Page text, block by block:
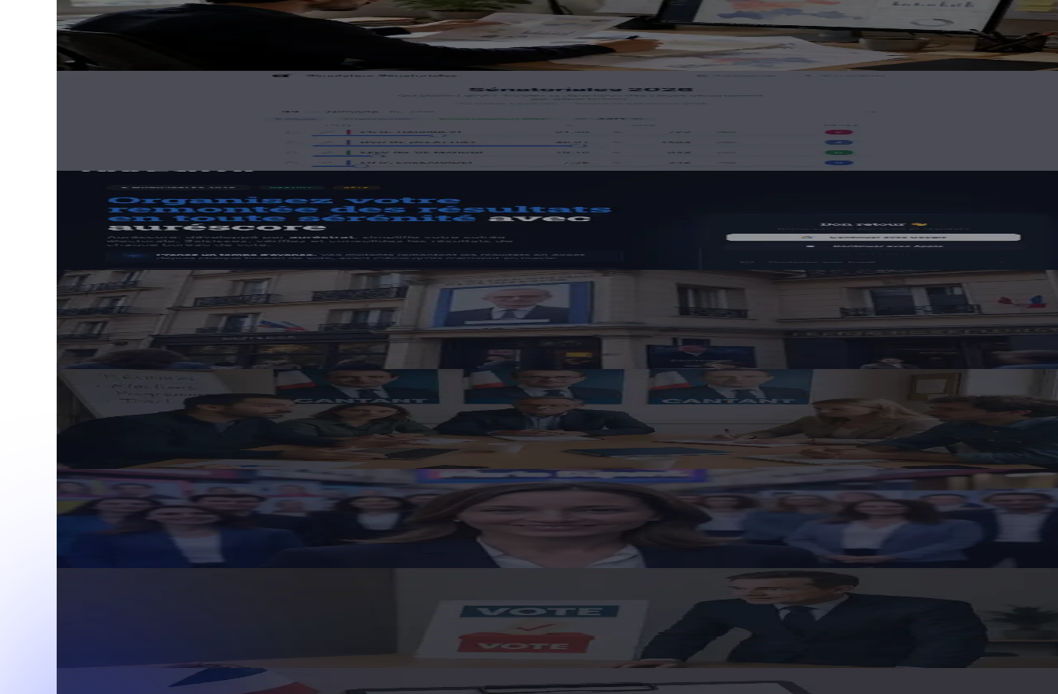
Transformer des données électorales en décisions utiles
12 mai 2026
Lire l'article
Simulateur sénatoriales 2026 : projetez vos résultats
Remontée des résultats électoraux en temps réel avec auréscore
12 mars 2026· 6 min de lecture
Actualités
Affichage et permanences de campagne : les règles 2026
12 septembre 2025 · 3 min de lecture
Lire l'article
Actualités
Équipe de campagne électorale : le diagnostic en 5 questions
26 avril 2025
Lire l'article
Actualités
Municipales 2026 : 3 erreurs fatales à éviter
· 4 min de lecture
Réussir sa campagne électorale : la stratégie en 5 étapes